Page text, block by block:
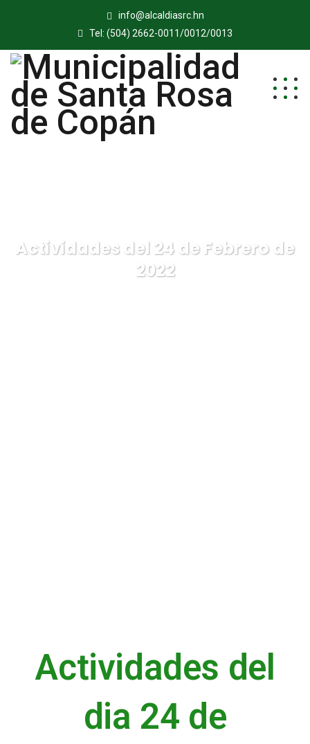
info@alcaldiasrc.hn
Tel: (504) 2662-0011/0012/0013
Actividades del 24 de Febrero de
2022
Actividades del
dia 24 de